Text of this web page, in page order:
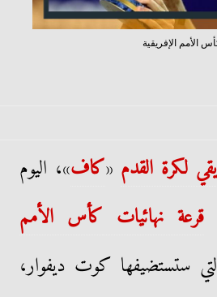
الأمم الإفريقية
لكرة القدم «كاف»، اليوم
قرعة نهائيات كأس الأمم
ستستضيفها كوت ديفوار،